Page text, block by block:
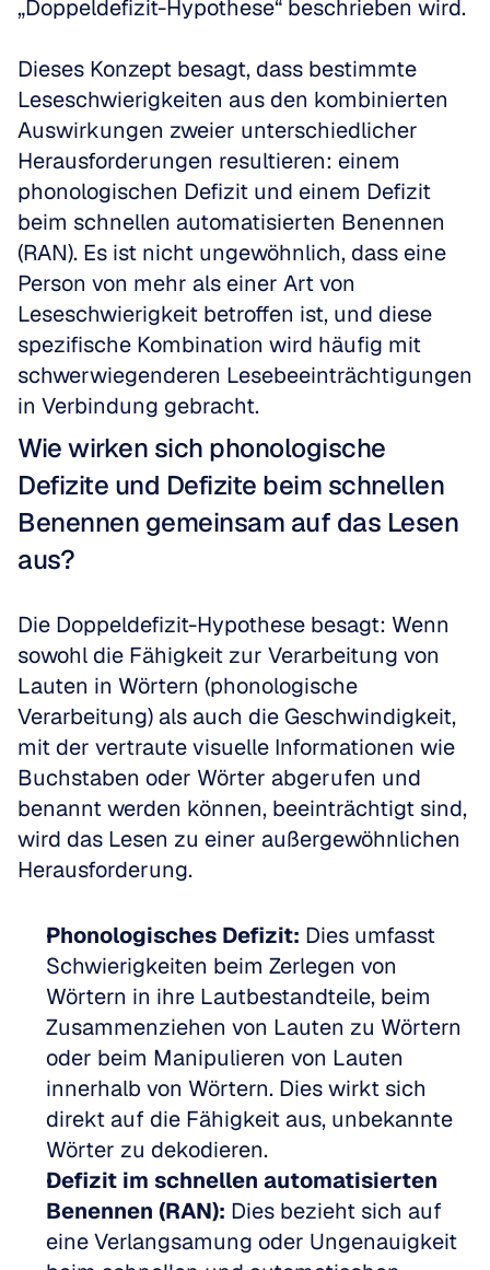
„Doppeldefizit-Hypothese“ beschrieben wird.
Dieses Konzept besagt, dass bestimmte
Leseschwierigkeiten aus den kombinierten
Auswirkungen zweier unterschiedlicher
Herausforderungen resultieren: einem
phonologischen Defizit und einem Defizit
beim schnellen automatisierten Benennen
(RAN). Es ist nicht ungewöhnlich, dass eine
Person von mehr als einer Art von
Leseschwierigkeit betroffen ist, und diese
spezifische Kombination wird häufig mit
schwerwiegenderen Lesebeeinträchtigungen
in Verbindung gebracht.
Wie wirken sich phonologische
Defizite und Defizite beim schnellen
Benennen gemeinsam auf das Lesen
aus?
Die Doppeldefizit-Hypothese besagt: Wenn
sowohl die Fähigkeit zur Verarbeitung von
Lauten in Wörtern (phonologische
Verarbeitung) als auch die Geschwindigkeit,
mit der vertraute visuelle Informationen wie
Buchstaben oder Wörter abgerufen und
benannt werden können, beeinträchtigt sind,
wird das Lesen zu einer außergewöhnlichen
Herausforderung.
Phonologisches Defizit: Dies umfasst
Schwierigkeiten beim Zerlegen von
Wörtern in ihre Lautbestandteile, beim
Zusammenziehen von Lauten zu Wörtern
oder beim Manipulieren von Lauten
innerhalb von Wörtern. Dies wirkt sich
direkt auf die Fähigkeit aus, unbekannte
Wörter zu dekodieren.
Defizit im schnellen automatisierten
Benennen (RAN): Dies bezieht sich auf
eine Verlangsamung oder Ungenauigkeit